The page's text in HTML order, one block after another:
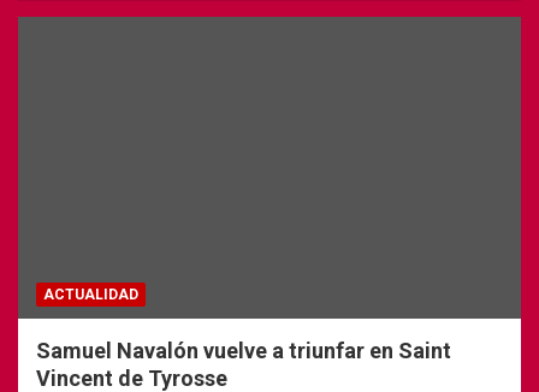
ACTUALIDAD
Samuel Navalón vuelve a triunfar en Saint
Vincent de Tyrosse